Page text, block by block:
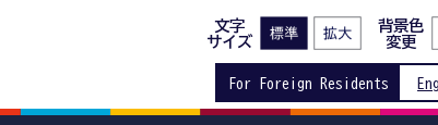
文字
サイズ
背景色
変更
For Foreign Residents